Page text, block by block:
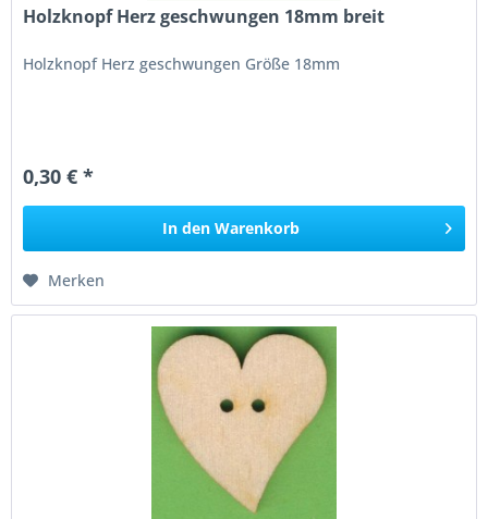
Holzknopf Herz geschwungen 18mm breit
Holzknopf Herz geschwungen Größe 18mm
0,30 € *
In den Warenkorb
Merken